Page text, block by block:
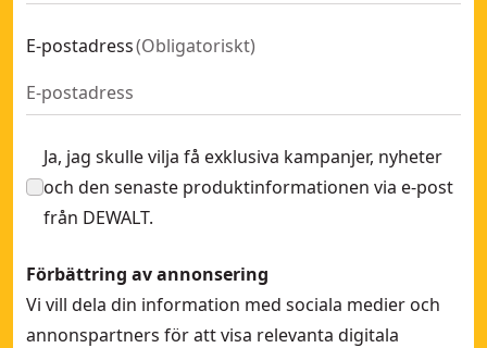
E-postadress(Obligatoriskt)
Ja, jag skulle vilja få exklusiva kampanjer, nyheter
och den senaste produktinformationen via e-post
från DEWALT.
Förbättring av annonsering
Vi vill dela din information med sociala medier och
annonspartners för att visa relevanta digitala